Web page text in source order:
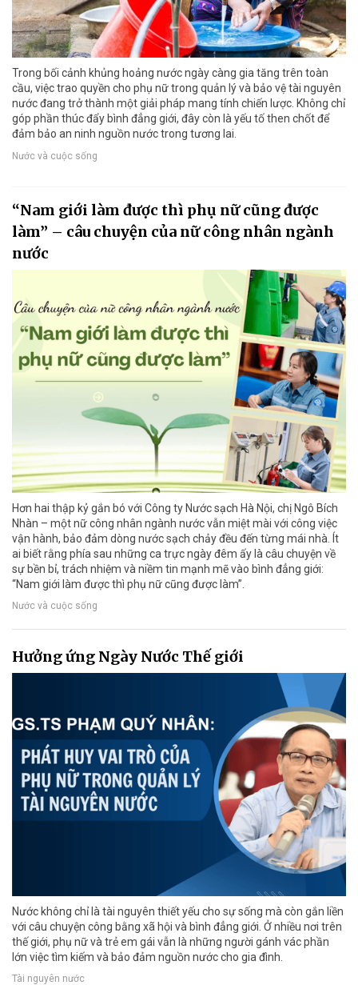
Trong bối cảnh khủng hoảng nước ngày càng gia tăng trên toàn
cầu, việc trao quyền cho phụ nữ trong quản lý và bảo vệ tài nguyên
nước đang trở thành một giải pháp mang tính chiến lược. Không chỉ
góp phần thúc đẩy bình đẳng giới, đây còn là yếu tố then chốt để
đảm bảo an ninh nguồn nước trong tương lai.
Nước và cuộc sống
“Nam giới làm được thì phụ nữ cũng được
làm” – câu chuyện của nữ công nhân ngành
nước
Hơn hai thập kỷ gắn bó với Công ty Nước sạch Hà Nội, chị Ngô Bích
Nhàn – một nữ công nhân ngành nước vẫn miệt mài với công việc
vận hành, bảo đảm dòng nước sạch chảy đều đến từng mái nhà. Ít
ai biết rằng phía sau những ca trực ngày đêm ấy là câu chuyện về
sự bền bỉ, trách nhiệm và niềm tin mạnh mẽ vào bình đẳng giới:
“Nam giới làm được thì phụ nữ cũng được làm”.
Nước và cuộc sống
Hưởng ứng Ngày Nước Thế giới
Nước không chỉ là tài nguyên thiết yếu cho sự sống mà còn gắn liền
với câu chuyện công bằng xã hội và bình đẳng giới. Ở nhiều nơi trên
thế giới, phụ nữ và trẻ em gái vẫn là những người gánh vác phần
lớn việc tìm kiếm và bảo đảm nguồn nước cho gia đình.
Tài nguyên nước